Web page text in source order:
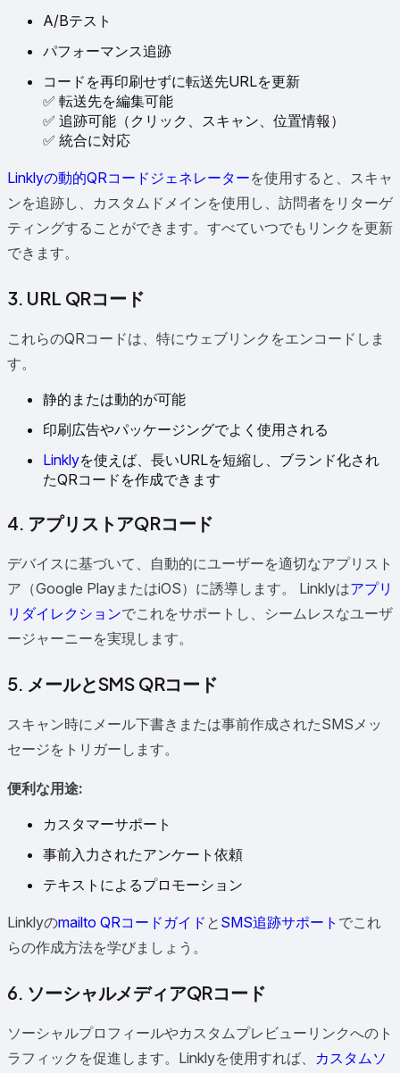
A/Bテスト
パフォーマンス追跡
コードを再印刷せずに転送先URLを更新
✅ 転送先を編集可能
✅ 追跡可能（クリック、スキャン、位置情報）
✅ 統合に対応
Linklyの動的QRコードジェネレーターを使用すると、スキャ
ンを追跡し、カスタムドメインを使用し、訪問者をリターゲ
ティングすることができます。すべていつでもリンクを更新
できます。
3. URL QRコード
これらのQRコードは、特にウェブリンクをエンコードしま
す。
静的または動的が可能
印刷広告やパッケージングでよく使用される
Linklyを使えば、長いURLを短縮し、ブランド化され
たQRコードを作成できます
4. アプリストアQRコード
デバイスに基づいて、自動的にユーザーを適切なアプリスト
ア（Google PlayまたはiOS）に誘導します。 Linklyはアプリ
リダイレクションでこれをサポートし、シームレスなユーザ
ージャーニーを実現します。
5. メールとSMS QRコード
スキャン時にメール下書きまたは事前作成されたSMSメッ
セージをトリガーします。
便利な用途:
カスタマーサポート
事前入力されたアンケート依頼
テキストによるプロモーション
Linklyのmailto QRコードガイド と SMS追跡サポート でこれ
らの作成方法を学びましょう。
6. ソーシャルメディアQRコード
ソーシャルプロフィールやカスタムプレビューリンクへのト
ラフィックを促進します。Linklyを使用すれば、 カスタムソ